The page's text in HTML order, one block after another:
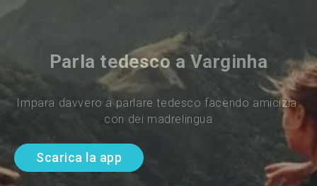
Parla tedesco a Varginha
Impara davvero a parlare tedesco facendo amicizia
con dei madrelingua
Scarica la app